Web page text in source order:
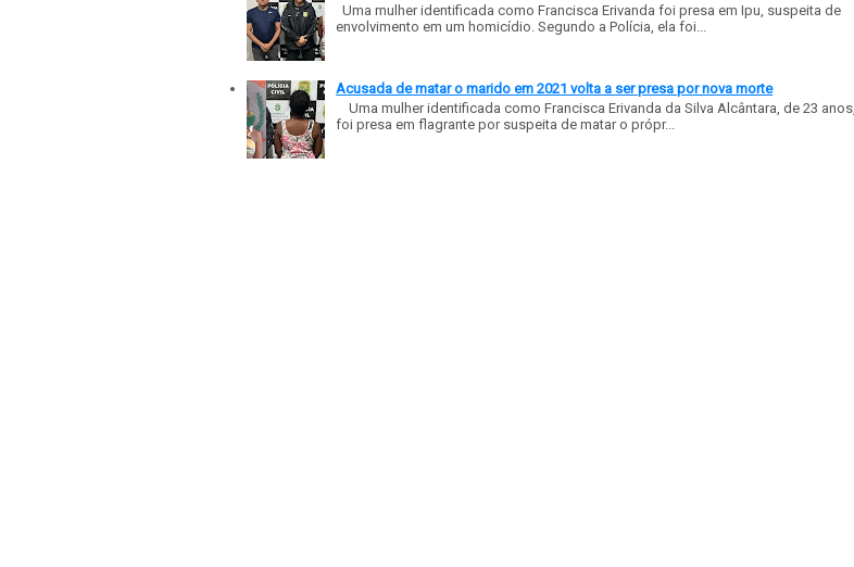
Uma mulher identificada como Francisca Erivanda foi presa em Ipu, suspeita de
envolvimento em um homicídio. Segundo a Polícia, ela foi...
Acusada de matar o marido em 2021 volta a ser presa por nova morte
Uma mulher identificada como Francisca Erivanda da Silva Alcântara, de 23 anos,
foi presa em flagrante por suspeita de matar o própr...